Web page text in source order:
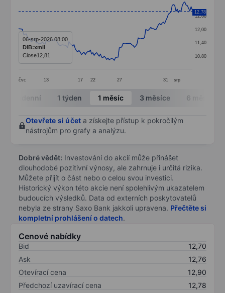
Line chart with 139 data points.
The chart has 1 X axis displaying categories.
The chart has 1 Y axis displaying values. Data ranges
čvc 13 17 22 27 31 srp
10,80
11,40
12,00
12,60
12,78
06-srp-2026 08:00
DIB:xmil
Close12,81
End of interactive chart.
Intradenní 1 týden 1 měsíc 3 měsíce 6 měsíců
Otevřete si účet a získejte přístup k pokročilým
nástrojům pro grafy a analýzu.
Dobré vědět: Investování do akcií může přinášet
dlouhodobé pozitivní výnosy, ale zahrnuje i určitá rizika.
Můžete přijít o část nebo o celou svou investici.
Historický výkon této akcie není spolehlivým ukazatelem
budoucích výsledků. Data od externích poskytovatelů
nebyla ze strany Saxo Bank jakkoli upravena. Přečtěte si
kompletní prohlášení o datech.
Cenové nabídky
Bid
12,70
Ask
12,76
Otevírací cena
12,90
Předchozí uzavírací cena
12,78